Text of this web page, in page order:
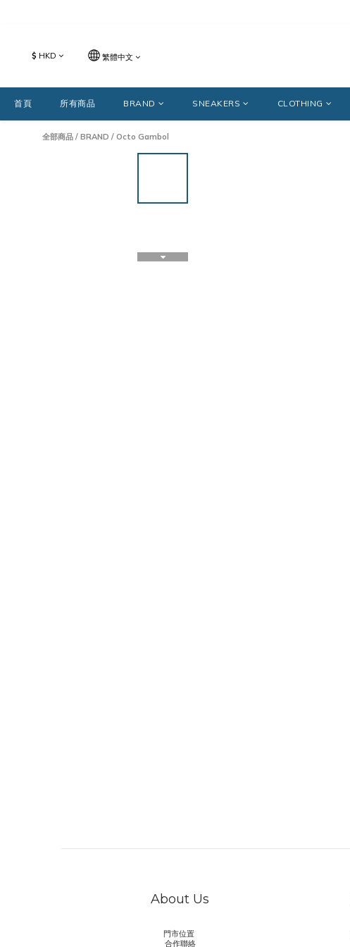
$ HKD 繁體中文
首頁 所有商品 BRAND SNEAKERS CLOTHING
全部商品 / BRAND / Octo Gambol
About Us
門市位置
合作聯絡